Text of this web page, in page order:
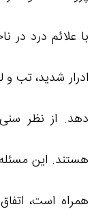
با علائم درد در
ادرار شدید، تب
هستند. این
همراه است،